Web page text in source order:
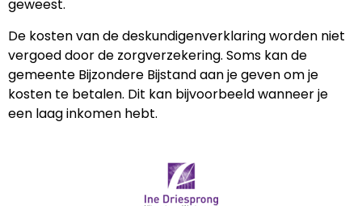
geweest.
De kosten van de deskundigenverklaring worden niet
vergoed door de zorgverzekering. Soms kan de
gemeente Bijzondere Bijstand aan je geven om je
kosten te betalen. Dit kan bijvoorbeeld wanneer je
een laag inkomen hebt.